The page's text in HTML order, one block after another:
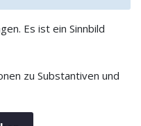
Es ist ein Sinnbild
zu Substantiven und